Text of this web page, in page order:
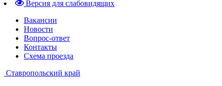
Версия для слабовидящих
Вакансии
Новости
Вопрос-ответ
Контакты
Схема проезда
Ставропольский край